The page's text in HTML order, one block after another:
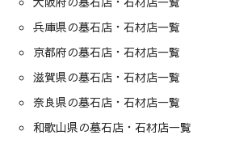
兵庫県の墓石店・石材店一覧
京都府の墓石店・石材店一覧
滋賀県の墓石店・石材店一覧
奈良県の墓石店・石材店一覧
和歌山県の墓石店・石材店一覧